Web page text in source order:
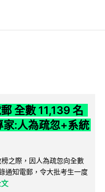
全數 11,139 名
家:人為疏忽+系統
之際，因人為疏忽向全數
通知電郵，令大批考生一度